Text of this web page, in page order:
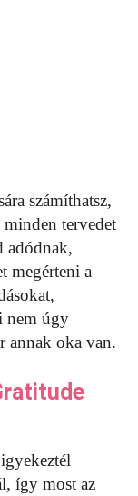
számíthatsz,
tervedet
adódnak,
megérteni a
nem úgy
annak oka van.
így most az